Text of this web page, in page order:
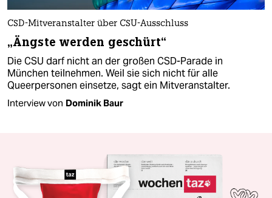
CSD-Mitveranstalter über CSU-Ausschluss
„Ängste werden geschürt“
Die CSU darf nicht an der großen CSD-Parade in
München teilnehmen. Weil sie sich nicht für alle
Queerpersonen einsetze, sagt ein Mitveranstalter.
Interview von Dominik Baur